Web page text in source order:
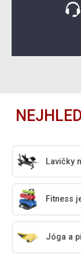
Lavičky
Fitness
Jóga a